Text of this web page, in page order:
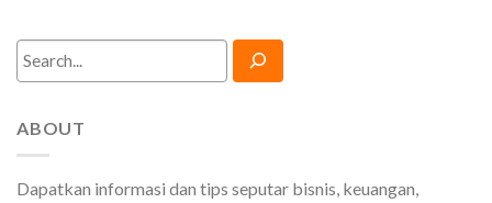
Search
ABOUT
Dapatkan informasi dan tips seputar bisnis, keuangan,